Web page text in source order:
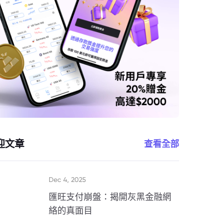
文章 查看全部
Dec 4, 2025
匯旺支付崩盤：揭開灰黑金融網
絡的真面目